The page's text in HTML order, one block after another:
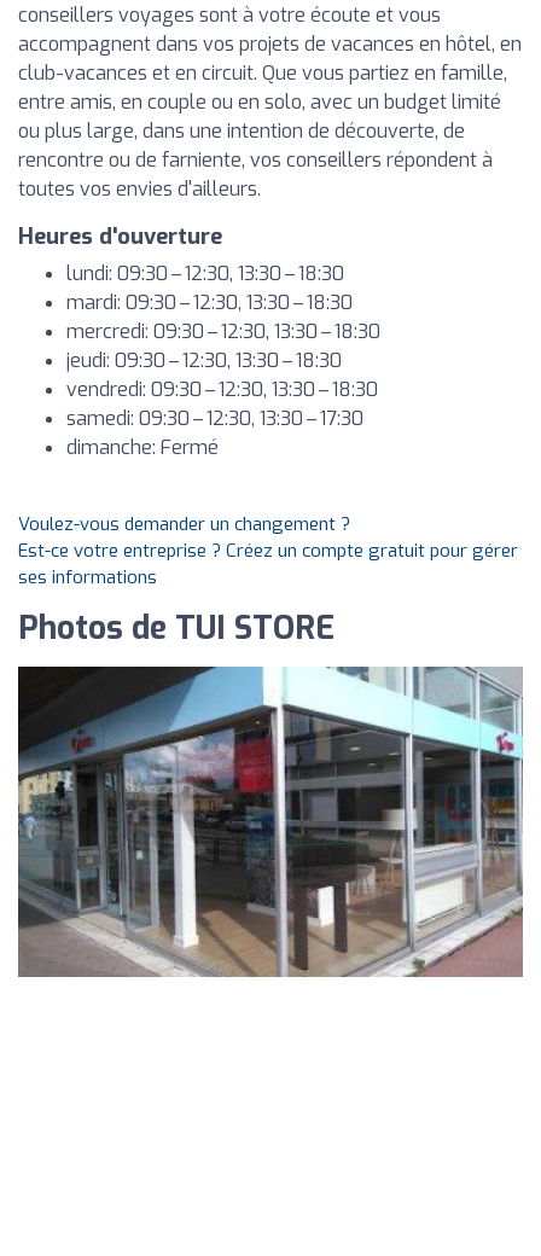
conseillers voyages sont à votre écoute et vous
accompagnent dans vos projets de vacances en hôtel, en
club-vacances et en circuit. Que vous partiez en famille,
entre amis, en couple ou en solo, avec un budget limité
ou plus large, dans une intention de découverte, de
rencontre ou de farniente, vos conseillers répondent à
toutes vos envies d'ailleurs.
Heures d'ouverture
lundi: 09:30 – 12:30, 13:30 – 18:30
mardi: 09:30 – 12:30, 13:30 – 18:30
mercredi: 09:30 – 12:30, 13:30 – 18:30
jeudi: 09:30 – 12:30, 13:30 – 18:30
vendredi: 09:30 – 12:30, 13:30 – 18:30
samedi: 09:30 – 12:30, 13:30 – 17:30
dimanche: Fermé
Voulez-vous demander un changement ?
Est-ce votre entreprise ? Créez un compte gratuit pour gérer
ses informations
Photos de TUI STORE